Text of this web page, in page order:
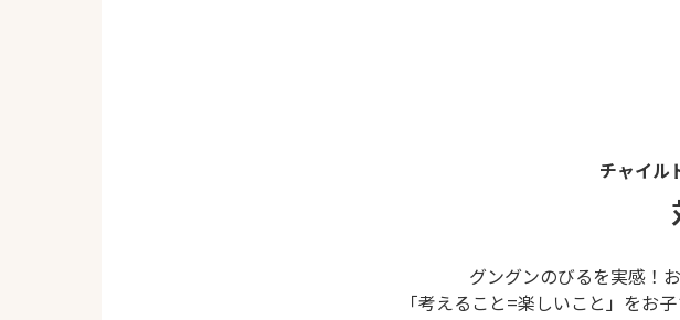
チャイル
グングンのびるを実感！
「考えること=楽しいこと」をお